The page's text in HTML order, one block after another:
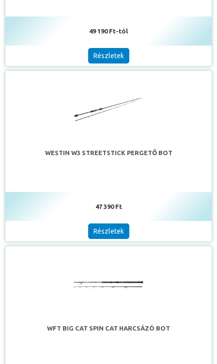
49 190 Ft-tól
Részletek
WESTIN W3 STREETSTICK PERGETŐ BOT
47 390 Ft
Részletek
WFT BIG CAT SPIN CAT HARCSÁZÓ BOT